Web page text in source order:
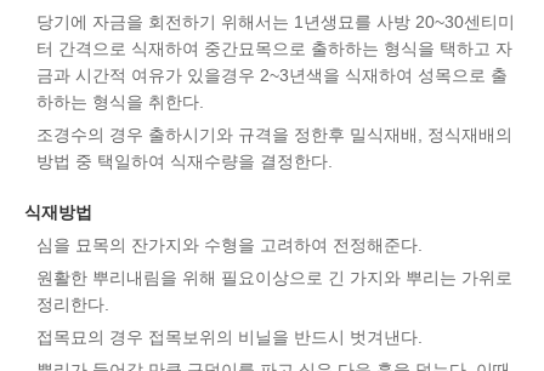
당기에 자금을 회전하기 위해서는 1년생묘를 사방 20~30센티미
터 간격으로 식재하여 중간묘목으로 출하하는 형식을 택하고 자
금과 시간적 여유가 있을경우 2~3년색을 식재하여 성목으로 출
하하는 형식을 취한다.
조경수의 경우 출하시기와 규격을 정한후 밀식재배, 정식재배의
방법 중 택일하여 식재수량을 결정한다.
식재방법
심을 묘목의 잔가지와 수형을 고려하여 전정해준다.
원활한 뿌리내림을 위해 필요이상으로 긴 가지와 뿌리는 가위로
정리한다.
접목묘의 경우 접목보위의 비닐을 반드시 벗겨낸다.